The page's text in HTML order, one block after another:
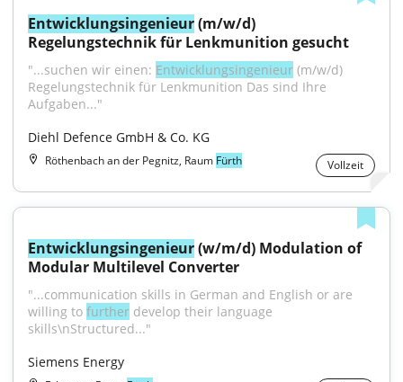
Entwicklungsingenieur (m/w/d)
Regelungstechnik für Lenkmunition gesucht
"...suchen wir einen: Entwicklungsingenieur (m/w/d)
Regelungstechnik für Lenkmunition Das sind Ihre
Aufgaben..."
Diehl Defence GmbH & Co. KG
Röthenbach an der Pegnitz, Raum Fürth Vollzeit
Entwicklungsingenieur (w/m/d) Modulation of
Modular Multilevel Converter
"...communication skills in German and English or are
willing to further develop their language
skills\nStructured..."
Siemens Energy